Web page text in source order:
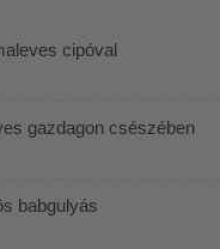
cipóval
gazdagon csészében
babgulyás